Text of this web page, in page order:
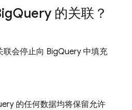
Query 的关联？
联会停止向 BigQuery 中填充
的任何数据均将保留允许